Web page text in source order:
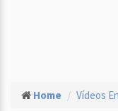
Home Vídeos